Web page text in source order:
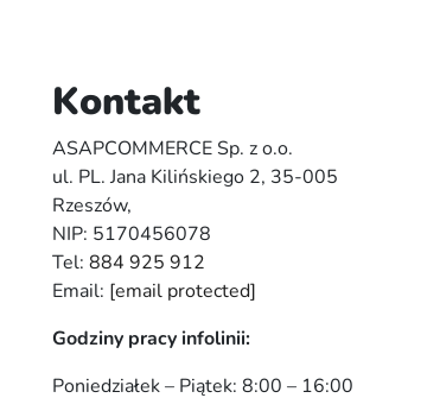
Kontakt
ASAPCOMMERCE Sp. z o.o.
ul. PL. Jana Kilińskiego 2, 35-005
Rzeszów,
NIP: 5170456078
Tel: 884 925 912
Email: [email protected]
Godziny pracy infolinii:
Poniedziałek – Piątek: 8:00 – 16:00